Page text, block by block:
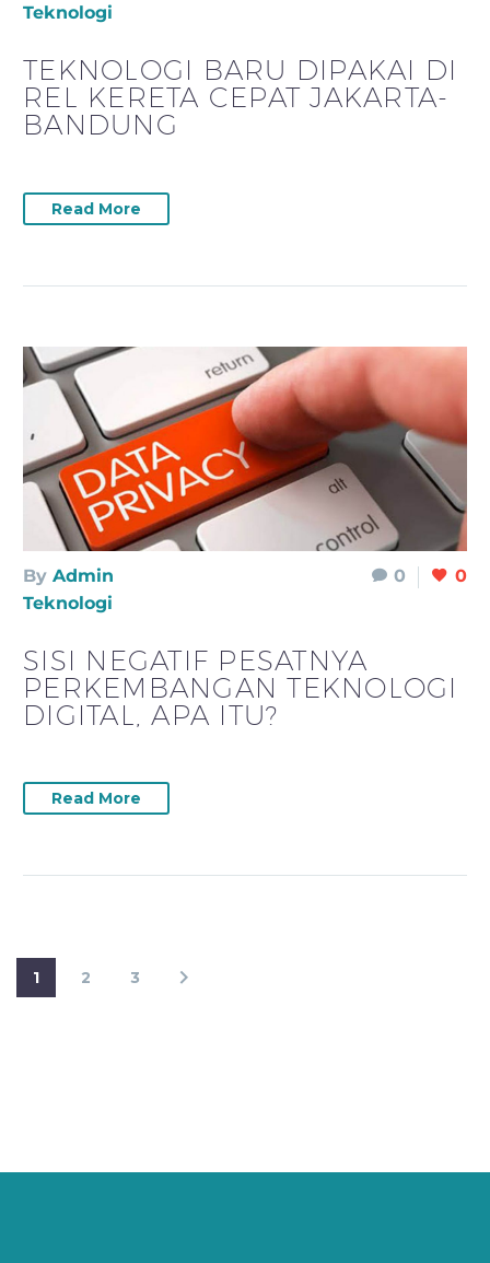
Teknologi
TEKNOLOGI BARU DIPAKAI DI
REL KERETA CEPAT JAKARTA-
BANDUNG
Read More
0 0
By Admin
Teknologi
SISI NEGATIF PESATNYA
PERKEMBANGAN TEKNOLOGI
DIGITAL, APA ITU?
Read More
1 2 3